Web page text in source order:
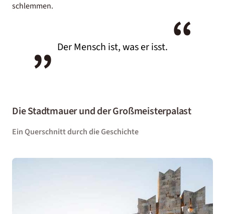
schlemmen.
„ Der Mensch ist, was er isst. “
Die Stadtmauer und der Großmeisterpalast
Ein Querschnitt durch die Geschichte